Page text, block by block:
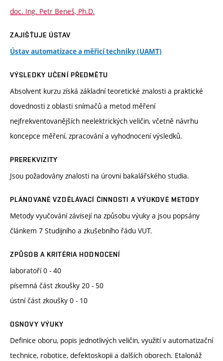
doc. Ing. Petr Beneš, Ph.D.
ZAJIŠŤUJE ÚSTAV
Ústav automatizace a měřicí techniky (UAMT)
VÝSLEDKY UČENÍ PŘEDMĚTU
Absolvent kurzu získá základní teoretické znalosti a praktické
dovednosti z oblasti snímačů a metod měření
nejfrekventovanějších neelektrických veličin, včetně návrhu
koncepce měření, zpracování a vyhodnocení výsledků.
PREREKVIZITY
Jsou požadovány znalosti na úrovni bakalářského studia.
PLÁNOVANÉ VZDĚLÁVACÍ ČINNOSTI A VÝUKOVÉ METODY
Metody vyučování závisejí na způsobu výuky a jsou popsány
článkem 7 Studijního a zkušebního řádu VUT.
ZPŮSOB A KRITÉRIA HODNOCENÍ
laboratoří 0 - 40
písemná část zkoušky 20 - 50
ústní část zkoušky 0 - 10
OSNOVY VÝUKY
Definice oboru, popis jednotlivých veličin, využití v automatizační
technice, robotice, defektoskopii a dalších oborech. Etalonáž